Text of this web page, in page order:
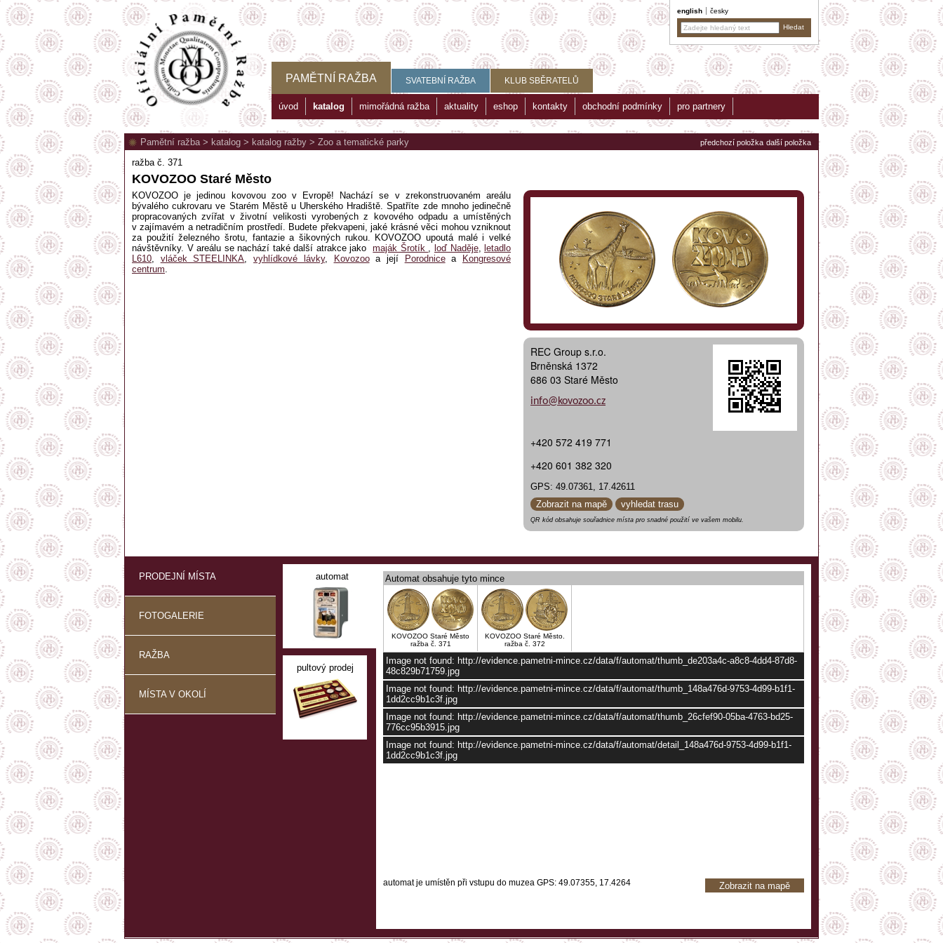
english česky
PAMĚTNÍ RAŽBA SVATEBNÍ RAŽBA KLUB SBĚRATELŮ
úvod katalog mimořádná ražba aktuality eshop kontakty obchodní podmínky pro partnery
předchozí položka další položka
Pamětní ražba> katalog > katalog ražby > Zoo a tematické parky
ražba č. 371
KOVOZOO Staré Město
REC Group s.r.o.
Brněnská 1372
686 03 Staré Město
info@kovozoo.cz
+420 572 419 771
+420 601 382 320
GPS: 49.07361, 17.42611
Zobrazit na mapě
vyhledat trasu
QR kód obsahuje souřadnice místa pro snadné použití ve vašem mobilu.
KOVOZOO je jedinou kovovou zoo v Evropě! Nachází se v zrekonstruovaném areálu
bývalého cukrovaru ve Starém Městě u Uherského Hradiště. Spatříte zde mnoho jedinečně
propracovaných zvířat v životní velikosti vyrobených z kovového odpadu a umístěných
v zajímavém a netradičním prostředí. Budete překvapeni, jaké krásné věci mohou vzniknout
za použití železného šrotu, fantazie a šikovných rukou. KOVOZOO upoutá malé i velké
návštěvníky. V areálu se nachází také další atrakce jakomaják Šrotík , loď Naděje, letadlo
L610, vláček STEELINKA,vyhlídkové lávky, Kovozooa její Porodnicea
Kongresové
centrum.
PRODEJNÍ MÍSTA
FOTOGALERIE
RAŽBA
MÍSTA V OKOLÍ
automat
pultový prodej
Automat obsahuje tyto mince
KOVOZOO Staré Město
ražba č. 371
KOVOZOO Staré Město.
ražba č. 372
Image not found: http://evidence.pametni-mince.cz/data/f/automat/thumb_de203a4c-a8c8-4dd4-87d8-
48c829b71759.jpg
Image not found: http://evidence.pametni-mince.cz/data/f/automat/thumb_148a476d-9753-4d99-b1f1-
1dd2cc9b1c3f.jpg
Image not found: http://evidence.pametni-mince.cz/data/f/automat/thumb_26cfef90-05ba-4763-bd25-
776cc95b3915.jpg
Image not found: http://evidence.pametni-mince.cz/data/f/automat/detail_148a476d-9753-4d99-b1f1-
1dd2cc9b1c3f.jpg
automat je umístěn při vstupu do muzea GPS: 49.07355, 17.4264 Zobrazit na mapě